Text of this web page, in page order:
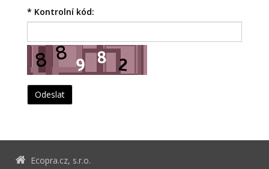
* Kontrolní kód:
Ecopra.cz, s.r.o.